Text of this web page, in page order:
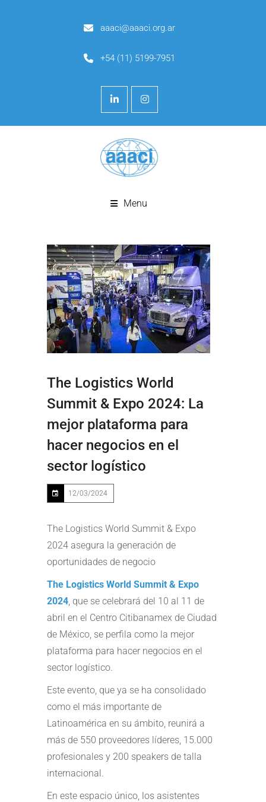
aaaci@aaaci.org.ar
+54 (11) 5199-7951
Menu
The Logistics World
Summit & Expo 2024: La
mejor plataforma para
hacer negocios en el
sector logístico
12/03/2024
The Logistics World Summit & Expo
2024 asegura la generación de
oportunidades de negocio
The Logistics World Summit & Expo
2024 , que se celebrará del 10 al 11 de
abril en el Centro Citibanamex de Ciudad
de México, se perfila como la mejor
plataforma para hacer negocios en el
sector logístico.
Este evento, que ya se ha consolidado
como el más importante de
Latinoamérica en su ámbito, reunirá a
más de 550 proveedores líderes, 15.000
profesionales y 200 speakers de talla
internacional.
En este espacio único, los asistentes